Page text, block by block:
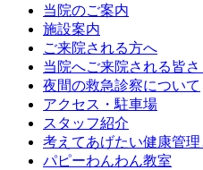
当院のご案内
施設案内
ご来院される方へ
当院へご来院される皆
夜間の救急診察について
アクセス・駐車場
スタッフ紹介
考えてあげたい健康管
パピーわんわん教室